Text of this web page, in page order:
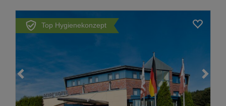
Top Hygienekonzept
Loading...